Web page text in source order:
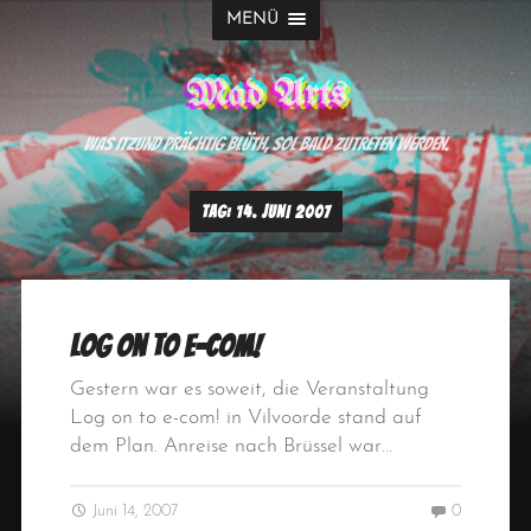
MENÜ
Mad Arts
Was itzund prächtig blüth, sol bald zutreten werden.
TAG: 14. JUNI 2007
Log on to e-com!
Gestern war es soweit, die Veranstaltung
Log on to e-com! in Vilvoorde stand auf
dem Plan. Anreise nach Brüssel war…
Juni 14, 2007 0